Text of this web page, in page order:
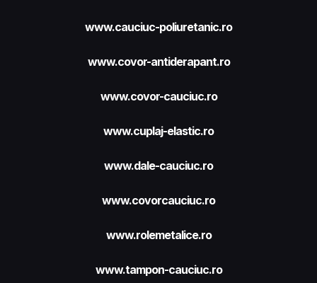
www.cauciuc-poliuretanic.ro
www.covor-antiderapant.ro
www.covor-cauciuc.ro
www.cuplaj-elastic.ro
www.dale-cauciuc.ro
www.covorcauciuc.ro
www.rolemetalice.ro
www.tampon-cauciuc.ro